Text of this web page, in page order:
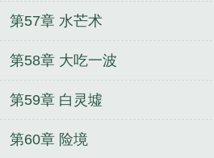
第57章 水芒术
第58章 大吃一波
第59章 白灵墟
第60章 险境